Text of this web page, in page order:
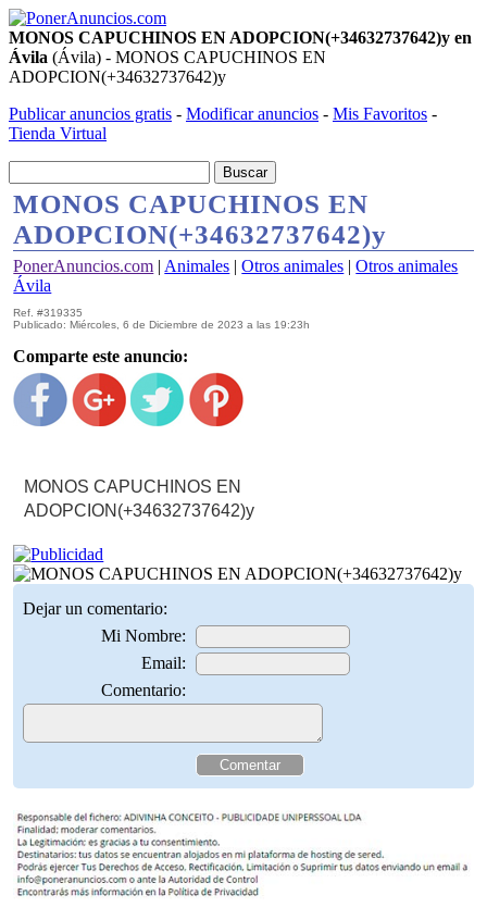
MONOS CAPUCHINOS EN ADOPCION(+34632737642)y en
Ávila (Ávila) - MONOS CAPUCHINOS EN
ADOPCION(+34632737642)y
Publicar anuncios gratis - Modificar anuncios - Mis Favoritos -
Tienda Virtual
MONOS CAPUCHINOS EN
ADOPCION(+34632737642)y
PonerAnuncios.com | Animales |Otros animales |Otros animales
Ávila
Ref. #319335
Publicado: Miércoles, 6 de Diciembre de 2023 a las 19:23h
Comparte este anuncio:
MONOS CAPUCHINOS EN
ADOPCION(+34632737642)y
Dejar un comentario:
Mi Nombre:
Email:
Comentario: